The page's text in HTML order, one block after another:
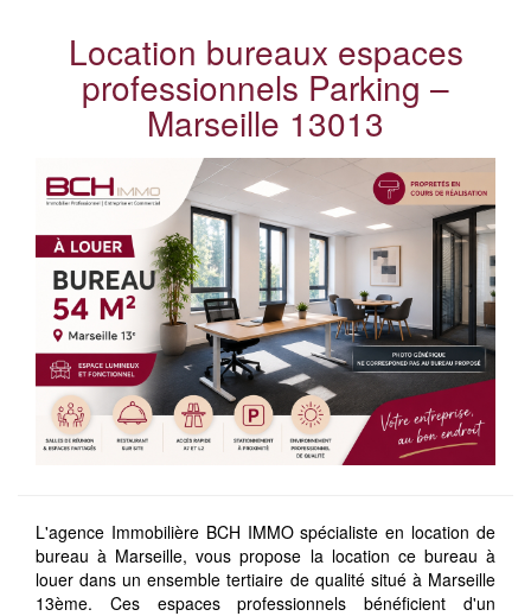
Location bureaux espaces
professionnels Parking –
Marseille 13013
L'agence Immobilière BCH IMMO spécialiste en location de
bureau à Marseille, vous propose la location ce bureau à
louer dans un ensemble tertiaire de qualité situé à Marseille
13ème. Ces espaces professionnels bénéficient d'un